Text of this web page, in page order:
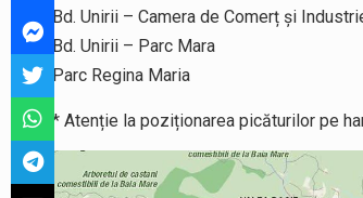
Bd. Unirii – Camera de Comerț și
Bd. Unirii – Parc Mara
Parc Regina Maria
* Atenție la poziționarea picăturilor pe